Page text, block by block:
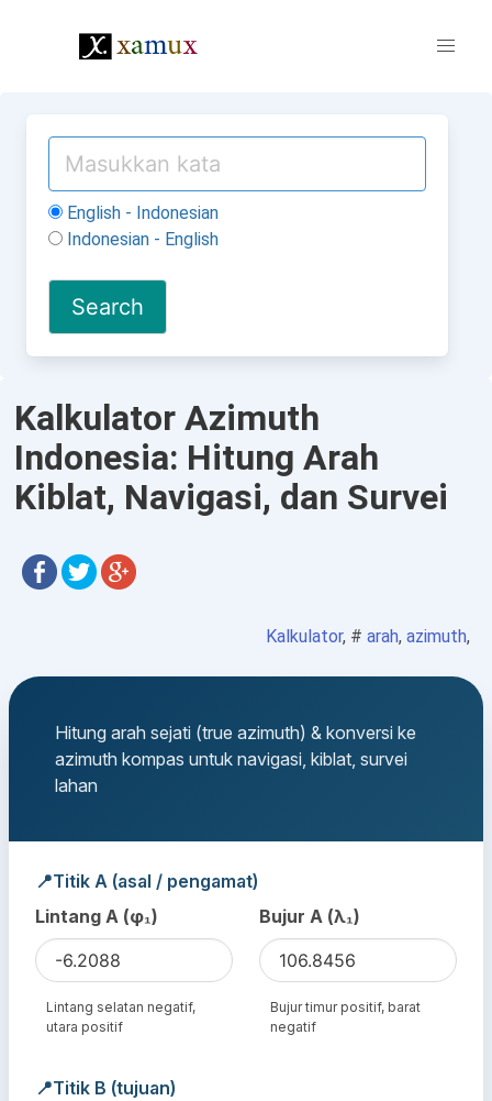
English - Indonesian
Indonesian - English
Kalkulator Azimuth
Indonesia: Hitung Arah
Kiblat, Navigasi, dan Survei
Kalkulator, # arah, azimuth,
Hitung arah sejati (true azimuth) & konversi ke
azimuth kompas untuk navigasi, kiblat, survei
lahan
📍Titik A (asal / pengamat)
Lintang A (φ₁)
Lintang selatan negatif,
utara positif
Bujur A (λ₁)
Bujur timur positif, barat
negatif
📍Titik B (tujuan)